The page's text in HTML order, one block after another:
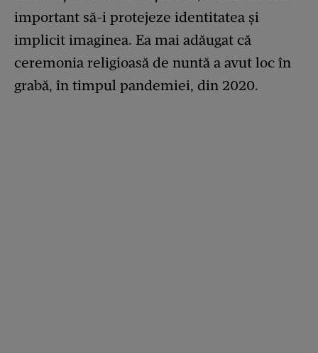
important să-i protejeze identitatea și
implicit imaginea. Ea mai adăugat că
ceremonia religioasă de nuntă a avut loc în
grabă, în timpul pandemiei, din 2020.